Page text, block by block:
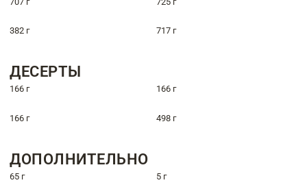
382 г 717 г
ДЕСЕРТЫ
166 г 166 г
166 г 498 г
ДОПОЛНИТЕЛЬНО
65 г 5 г